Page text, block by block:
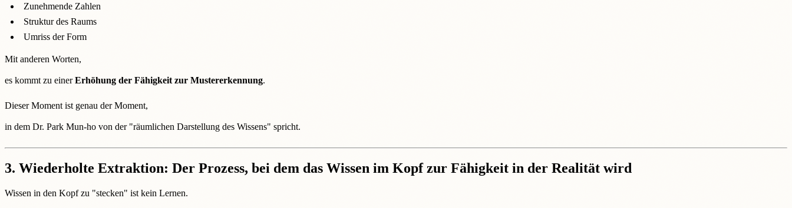
Zunehmende Zahlen
Struktur des Raums
Umriss der Form
Mit anderen Worten,
es kommt zu einerErhöhung der Fähigkeit zur Mustererkennung.
Dieser Moment ist genau der Moment,
in dem Dr. Park Mun-ho von der "räumlichen Darstellung des Wissens" spricht.
3. Wiederholte Extraktion: Der Prozess, bei dem das Wissen im Kopf zur Fähigkeit in der Realität wird
Wissen in den Kopf zu "stecken" ist kein Lernen.